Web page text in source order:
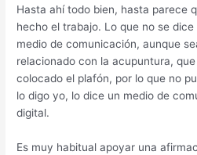
Hasta ahí todo bien, hasta parece
hecho el trabajo. Lo que no se
medio de comunicación, aunque
relacionado con la acupuntura,
colocado el plafón, por lo que no
lo digo yo, lo dice un medio de
digital.
Es muy habitual apoyar una